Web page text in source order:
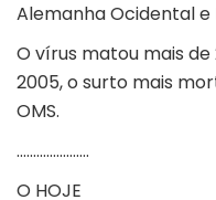
Alemanha Ocidental
O vírus matou mais
2005, o surto mais
OMS.
………………….
O HOJE